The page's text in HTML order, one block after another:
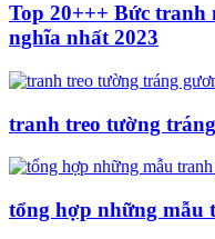
Top 20+++ Bức
nghĩa nhất 2023
tranh treo tường
tổng hợp những mẫu